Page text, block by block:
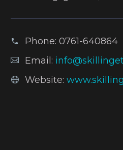
Phone: 0761-640864
Email:
Website: